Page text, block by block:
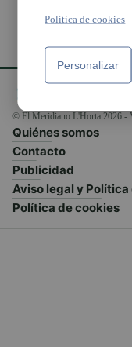
© El Meridiano L'Horta 2026 -
Quiénes somos
Contacto
Publicidad
Aviso legal y
Política de cookies
Política de cookies
Personalizar